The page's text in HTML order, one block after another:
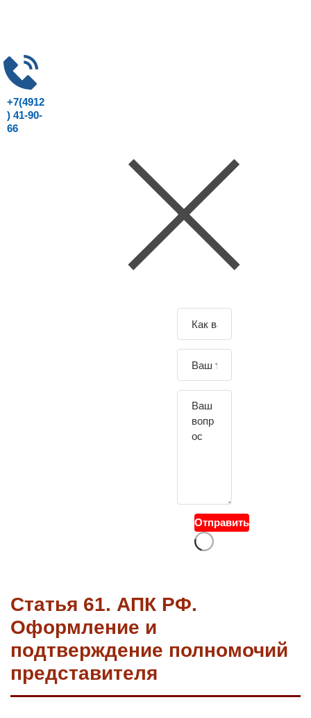
+7(4912
) 41-90-
66
Отправить
Статья 61. АПК РФ.
Оформление и
подтверждение полномочий
представителя